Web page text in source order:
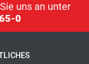
uns an unter
0